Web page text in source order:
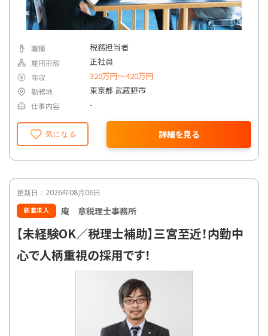
気になる 詳細を見る
職種 税務担当者
雇用形態 正社員
年収 320万円〜420万円
勤務地 東京都 武蔵野市
仕事内容 -
更新日：2026年08月06日
新着求人 庵 章税理士事務所
【未経験OK／税理士補助】三宮至近！内勤中
心で人柄重視の採用です！